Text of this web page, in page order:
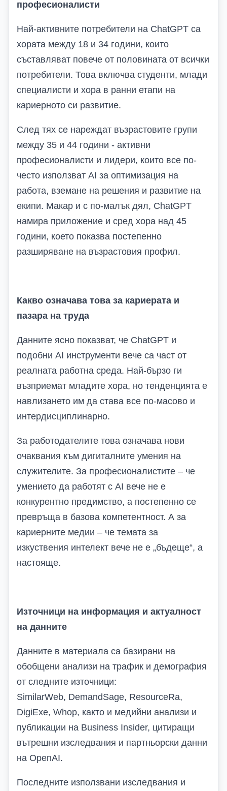
професионалисти
Най-активните потребители на ChatGPT са
хората между 18 и 34 години, които
съставляват повече от половината от всички
потребители. Това включва студенти, млади
специалисти и хора в ранни етапи на
кариерното си развитие.
След тях се нареждат възрастовите групи
между 35 и 44 години - активни
професионалисти и лидери, които все по-
често използват AI за оптимизация на
работа, вземане на решения и развитие на
екипи. Макар и с по-малък дял, ChatGPT
намира приложение и сред хора над 45
години, което показва постепенно
разширяване на възрастовия профил.
Какво означава това за кариерата и
пазара на труда
Данните ясно показват, че ChatGPT и
подобни AI инструменти вече са част от
реалната работна среда. Най-бързо ги
възприемат младите хора, но тенденцията е
навлизането им да става все по-масово и
интердисциплинарно.
За работодателите това означава нови
очаквания към дигиталните умения на
служителите. За професионалистите – че
умението да работят с AI вече не е
конкурентно предимство, а постепенно се
превръща в базова компетентност. А за
кариерните медии – че темата за
изкуствения интелект вече не е „бъдеще“, а
настояще.
Източници на информация и актуалност
на данните
Данните в материала са базирани на
обобщени анализи на трафик и демография
от следните източници:
SimilarWeb, DemandSage, ResourceRа,
DigiExe, Whop, както и медийни анализи и
публикации на Business Insider, цитиращи
вътрешни изследвания и партньорски данни
на OpenAI.
Последните използвани изследвания и